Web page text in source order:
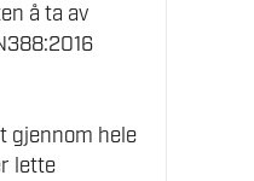
å ta av
gjennom hele
lette